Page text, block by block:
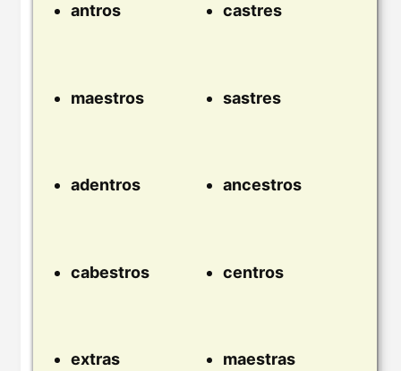
antros castres
maestros sastres
adentros ancestros
cabestros centros
extras maestras